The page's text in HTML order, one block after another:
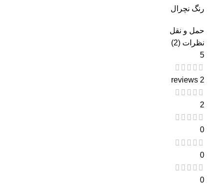
رنگ نچرال
حمل و نقل
نظرات (2)
5
2 reviews
2
0
0
0